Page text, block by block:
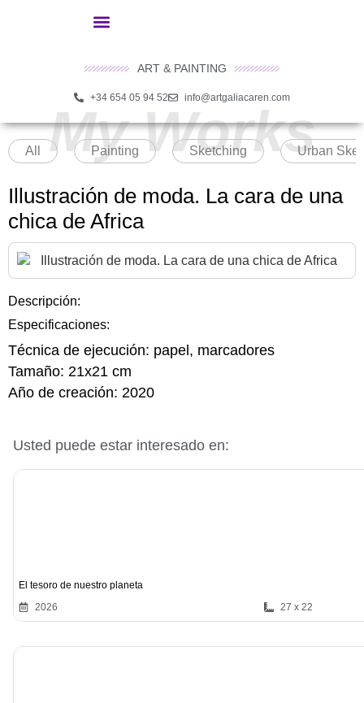
ART & PAINTING
+34 654 05 94 52 info@artgaliacaren.com
My Works
All Painting Sketching Urban
Illustración de moda. La cara de una
chica de Africa
Descripción:
Especificaciones:
Técnica de ejecución: papel, marcadores
Tamaño: 21x21 cm
Año de creación: 2020
Usted puede estar interesado en:
El tesoro de nuestro planeta
2026
27 x 22